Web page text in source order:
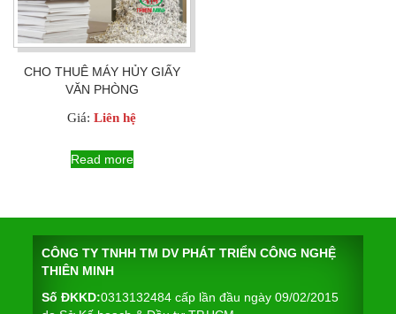
CHO THUÊ MÁY HỦY GIẤY
VĂN PHÒNG
Giá: Liên hệ
Read more
CÔNG TY TNHH TM DV PHÁT TRIỂN CÔNG NGHỆ
THIÊN MINH
Số ĐKKD:0313132484 cấp lần đầu ngày 09/02/2015